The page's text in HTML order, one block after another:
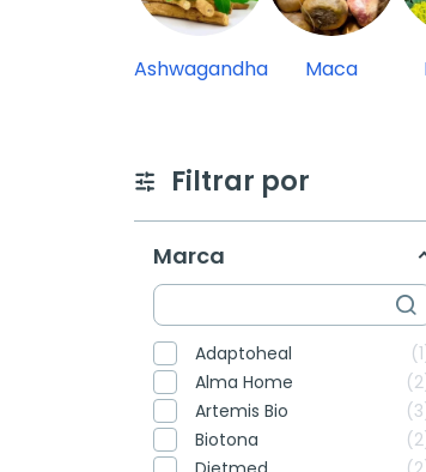
Ashwagandha Maca
Filtrar por
Marca
Adaptoheal
1
Alma Home
2
Artemis Bio
3
Biotona
2